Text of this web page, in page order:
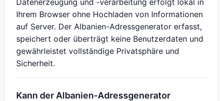
Datenerzeugung und -verarbeitung erfolgt lokal in
Ihrem Browser ohne Hochladen von Informationen
auf Server. Der Albanien-Adressgenerator erfasst,
speichert oder überträgt keine Benutzerdaten und
gewährleistet vollständige Privatsphäre und
Sicherheit.
Kann der Albanien-Adressgenerator